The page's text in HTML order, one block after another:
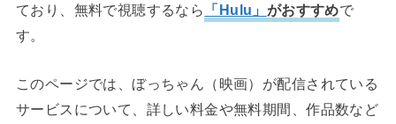
ており、無料で視聴するなら
「Hulu」 がおすすめで
す。
このページでは、ぼっちゃん（映画）が配信されている
サービスについて、詳しい料金や無料期間、作品数など